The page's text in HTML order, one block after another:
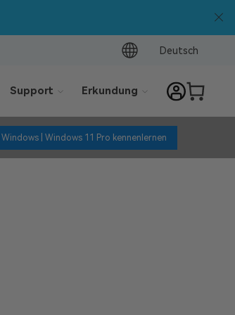
Deutsch
Support Erkundung
Windows | Windows 11 Pro kennenlernen